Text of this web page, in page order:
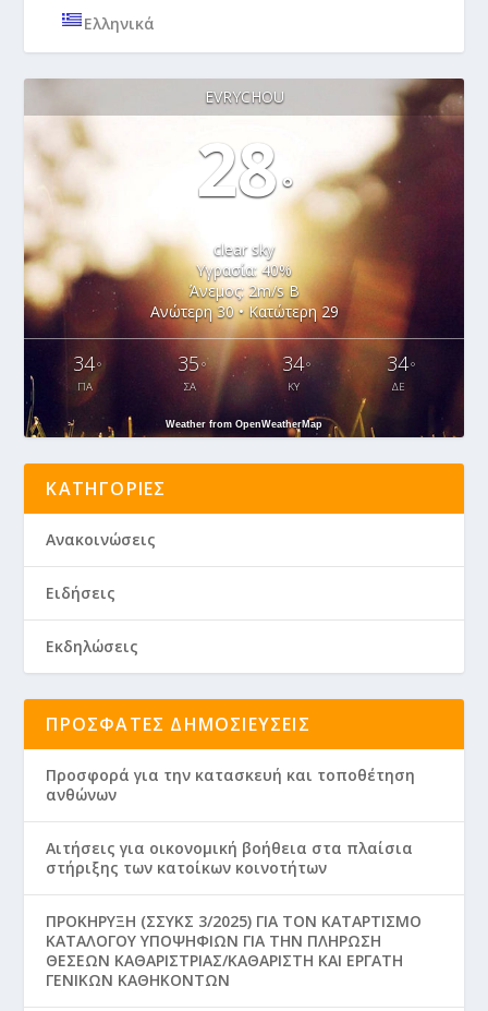
Ελληνικά
EVRYCHOU
28°
clear sky
Υγρασία: 40%
Άνεμος: 2m/s Β
Ανώτερη 30 • Κατώτερη 29
34°
ΠΑ
35°
ΣΑ
34°
ΚΥ
34°
ΔΕ
Weather from OpenWeatherMap
ΚΑΤΗΓΟΡΊΕΣ
Ανακοινώσεις
Ειδήσεις
Εκδηλώσεις
ΠΡΌΣΦΑΤΕΣ ΔΗΜΟΣΙΕΎΣΕΙΣ
Προσφορά για την κατασκευή και τοποθέτηση
ανθώνων
Aιτήσεις για οικονομική βοήθεια στα πλαίσια
στήριξης των κατοίκων κοινοτήτων
ΠΡΟΚΗΡΥΞΗ (ΣΣΥΚΣ 3/2025) ΓΙΑ ΤΟΝ ΚΑΤΑΡΤΙΣΜΟ
ΚΑΤΑΛΟΓΟΥ ΥΠΟΨΗΦΙΩΝ ΓΙΑ ΤΗΝ ΠΛΗΡΩΣΗ
ΘΕΣΕΩΝ ΚΑΘΑΡΙΣΤΡΙΑΣ/ΚΑΘΑΡΙΣΤΗ ΚΑΙ ΕΡΓΑΤΗ
ΓΕΝΙΚΩΝ ΚΑΘΗΚΟΝΤΩΝ